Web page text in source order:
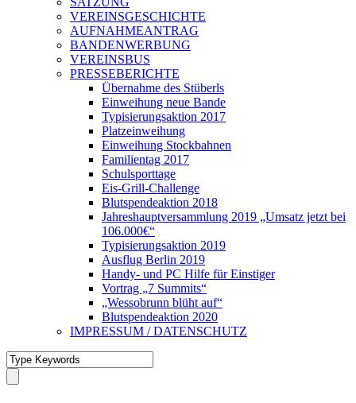
VEREINSGESCHICHTE
AUFNAHMEANTRAG
BANDENWERBUNG
VEREINSBUS
PRESSEBERICHTE
Übernahme des Stüberls
Einweihung neue Bande
Typisierungsaktion 2017
Platzeinweihung
Einweihung Stockbahnen
Familientag 2017
Schulsporttage
Eis-Grill-Challenge
Blutspendeaktion 2018
Jahreshauptversammlung 2019 „Umsatz jetzt bei
106.000€“
Typisierungsaktion 2019
Ausflug Berlin 2019
Handy- und PC Hilfe für Einstiger
Vortrag „7 Summits“
„Wessobrunn blüht auf“
Blutspendeaktion 2020
IMPRESSUM / DATENSCHUTZ